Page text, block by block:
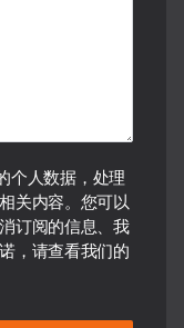
个人数据，处理
关内容。您可以
订阅的信息、我
，请查看我们的